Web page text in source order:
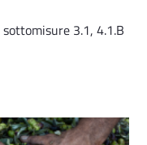
3.1, 4.1.B